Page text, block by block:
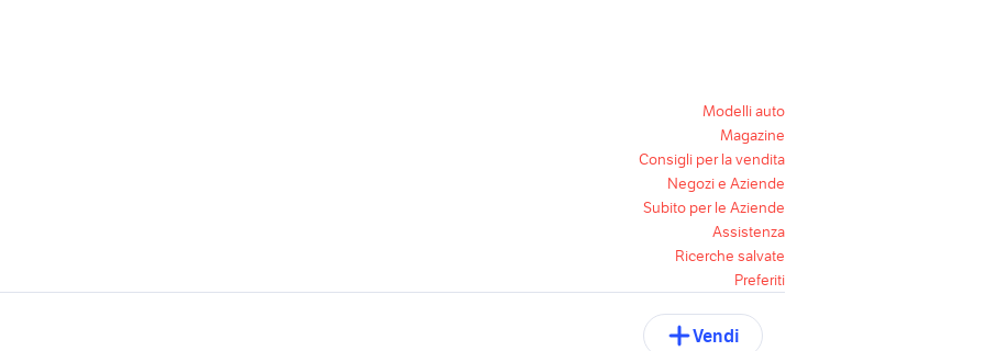
Modelli auto
Magazine
Consigli per la vendita
Negozi e Aziende
Subito per le Aziende
Assistenza
Ricerche salvate
Preferiti
Vendi